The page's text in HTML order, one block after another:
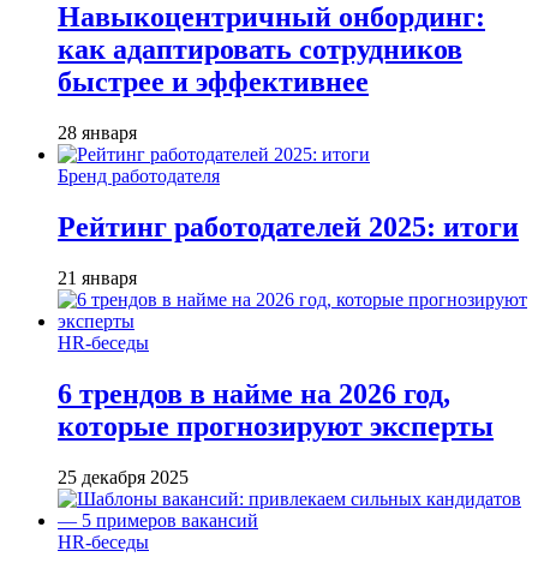
Навыкоцентричный онбординг:
как адаптировать сотрудников
быстрее и эффективнее
28 января
Бренд работодателя
Рейтинг работодателей 2025: итоги
21 января
HR-беседы
6 трендов в найме на 2026 год,
которые прогнозируют эксперты
25 декабря 2025
HR-беседы